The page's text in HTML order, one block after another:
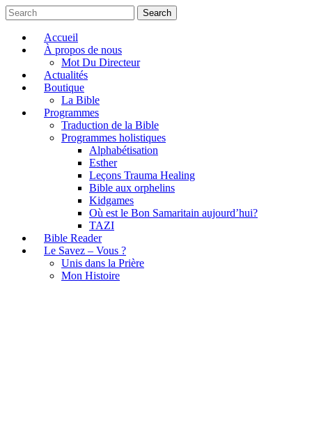
Search
Accueil
À propos de nous
Mot Du Directeur
Actualités
Boutique
La Bible
Programmes
Traduction de la Bible
Programmes holistiques
Alphabétisation
Esther
Leçons Trauma Healing
Bible aux orphelins
Kidgames
Où est le Bon Samaritain aujourd’hui?
TAZI
Bible Reader
Le Savez – Vous ?
Unis dans la Prière
Mon Histoire